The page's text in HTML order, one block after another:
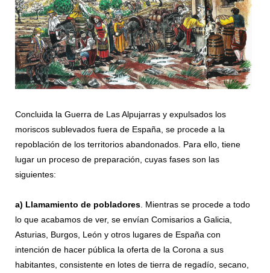
Concluida la Guerra de Las Alpujarras y expulsados los
moriscos sublevados fuera de España, se procede a la
repoblación de los territorios abandonados. Para ello, tiene
lugar un proceso de preparación, cuyas fases son las
siguientes:
a) Llamamiento de pobladores . Mientras se procede a todo
lo que acabamos de ver, se envían Comisarios a Galicia,
Asturias, Burgos, León y otros lugares de España con
intención de hacer pública la oferta de la Corona a sus
habitantes, consistente en lotes de tierra de regadío, secano,